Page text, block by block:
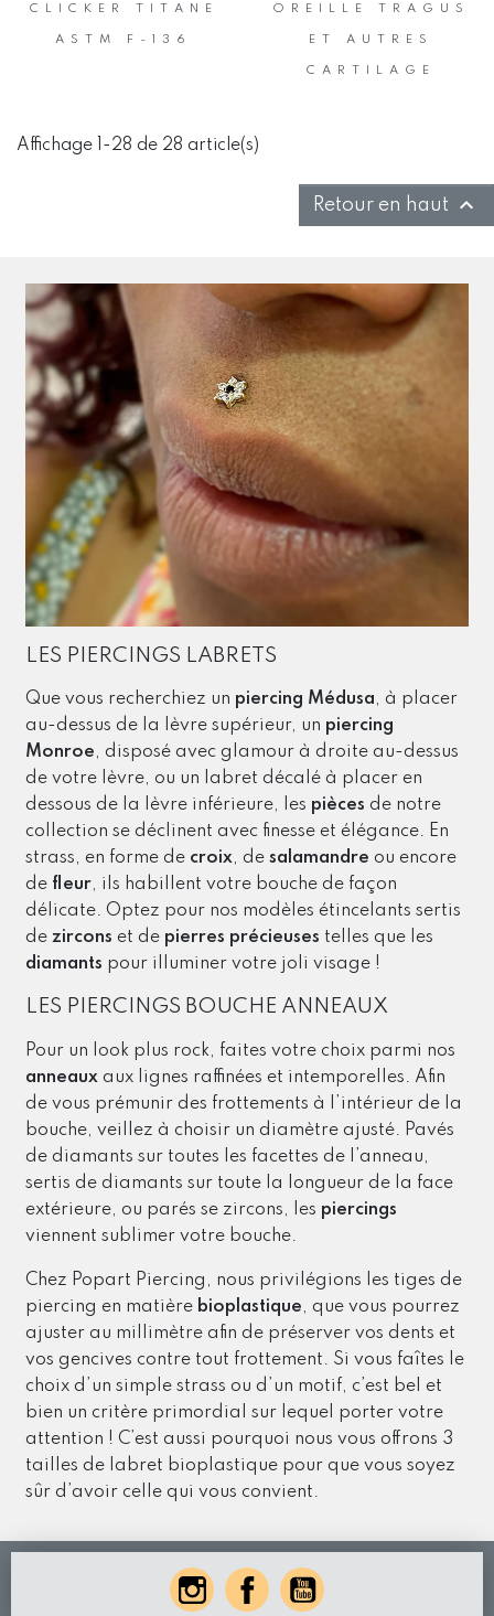
CLICKER TITANE
ASTM F-136
OREILLE TRAGUS
ET AUTRES
CARTILAGE
Affichage 1-28 de 28 article(s)
Retour en haut 
LES PIERCINGS LABRETS
Que vous recherchiez un piercing Médusa, à placer
au-dessus de la lèvre supérieur, un piercing
Monroe, disposé avec glamour à droite au-dessus
de votre lèvre, ou un labret décalé à placer en
dessous de la lèvre inférieure, les pièces de notre
collection se déclinent avec finesse et élégance. En
strass, en forme de croix, de salamandre ou encore
de fleur, ils habillent votre bouche de façon
délicate. Optez pour nos modèles étincelants sertis
de zircons et de pierres précieuses telles que les
diamants pour illuminer votre joli visage !
LES PIERCINGS BOUCHE ANNEAUX
Pour un look plus rock, faites votre choix parmi nos
anneaux aux lignes raffinées et intemporelles. Afin
de vous prémunir des frottements à l’intérieur de la
bouche, veillez à choisir un diamètre ajusté. Pavés
de diamants sur toutes les facettes de l’anneau,
sertis de diamants sur toute la longueur de la face
extérieure, ou parés se zircons, les piercings
viennent sublimer votre bouche.
Chez Popart Piercing, nous privilégions les tiges de
piercing en matière bioplastique, que vous pourrez
ajuster au millimètre afin de préserver vos dents et
vos gencives contre tout frottement. Si vous faîtes le
choix d’un simple strass ou d’un motif, c’est bel et
bien un critère primordial sur lequel porter votre
attention ! C’est aussi pourquoi nous vous offrons 3
tailles de labret bioplastique pour que vous soyez
sûr d’avoir celle qui vous convient.